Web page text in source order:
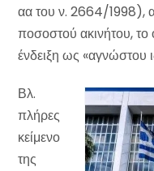
αα του ν. 2664/1998),
ποσοστού ακινήτου, το
ένδειξη ως «αγνώστου
Βλ.
πλήρες
κείμενο
της